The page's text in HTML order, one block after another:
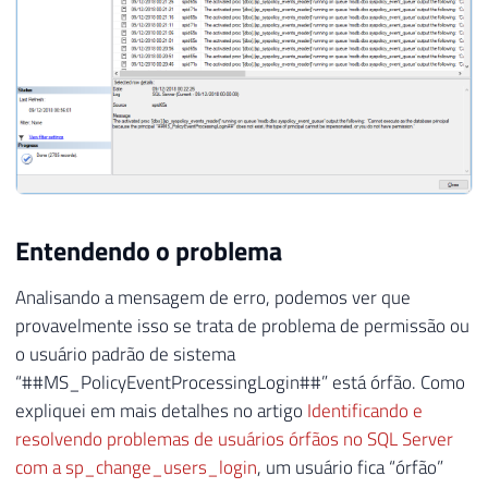
Entendendo o problema
Analisando a mensagem de erro, podemos ver que
provavelmente isso se trata de problema de permissão ou
o usuário padrão de sistema
“##MS_PolicyEventProcessingLogin##” está órfão. Como
expliquei em mais detalhes no artigo Identificando e
resolvendo problemas de usuários órfãos no SQL Server
com a sp_change_users_login, um usuário fica “órfão”